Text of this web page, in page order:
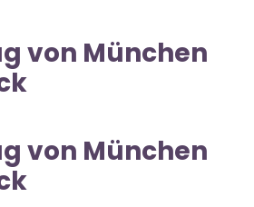
von München
von München